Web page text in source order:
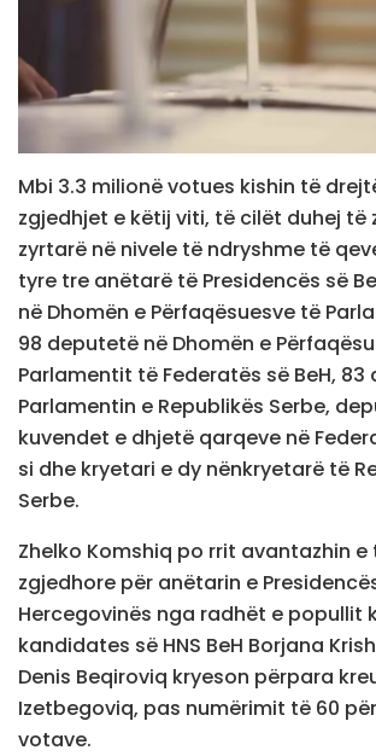
Mbi 3.3 milionë votues kishin të
zgjedhjet e këtij viti, të cilët duhej të
zyrtarë në nivele të ndryshme të
tyre tre anëtarë të Presidencës së
në Dhomën e Përfaqësuesve të
98 deputetë në Dhomën e
Parlamentit të Federatës së BeH,
Parlamentin e Republikës Serbe,
kuvendet e dhjetë qarqeve në
si dhe kryetari e dy nënkryetarë të
Serbe.
Zhelko Komshiq po rrit avantazhin e
zgjedhore për anëtarin e
Hercegovinës nga radhët e popullit
kandidates së HNS BeH Borjana
Denis Beqiroviq kryeson përpara
Izetbegoviq, pas numërimit të 60
votave.